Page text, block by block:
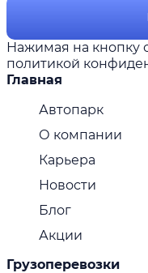
Нажимая на кнопку
политикой
Главная
Автопарк
О компании
Карьера
Новости
Блог
Акции
Грузоперевозки